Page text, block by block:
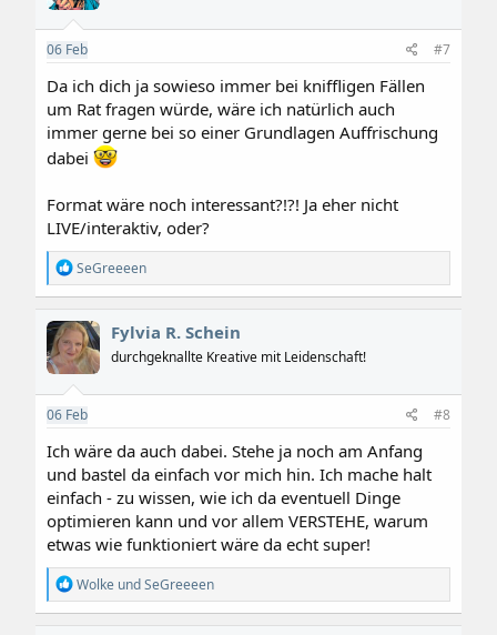
06 Feb #7
Da ich dich ja sowieso immer bei kniffligen Fällen
um Rat fragen würde, wäre ich natürlich auch
immer gerne bei so einer Grundlagen Auffrischung
dabei
Format wäre noch interessant?!?! Ja eher nicht
LIVE/interaktiv, oder?
R
e
a
k
t
i
o
n
e
n
SeGreeeen
Fylvia R. Schein
durchgeknallte Kreative mit Leidenschaft!
06 Feb #8
Ich wäre da auch dabei. Stehe ja noch am Anfang
und bastel da einfach vor mich hin. Ich mache halt
einfach - zu wissen, wie ich da eventuell Dinge
optimieren kann und vor allem VERSTEHE, warum
etwas wie funktioniert wäre da echt super!
R
e
a
Wolke undSeGreeeen